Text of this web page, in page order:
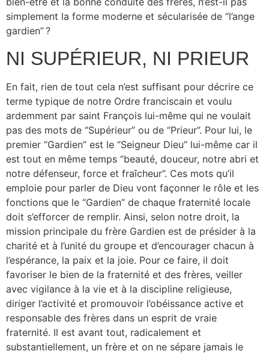
simplement la forme moderne et sécularisée de “l’ange
gardien” ?
NI SUPÉRIEUR, NI PRIEUR
En fait, rien de tout cela n’est suffisant pour décrire ce
terme typique de notre Ordre franciscain et voulu
ardemment par saint François lui-même qui ne voulait
pas des mots de “Supérieur” ou de “Prieur”. Pour lui, le
premier “Gardien” est le “Seigneur Dieu” lui-même car il
est tout en même temps “beauté, douceur, notre abri et
notre défenseur, force et fraîcheur”. Ces mots qu’il
emploie pour parler de Dieu vont façonner le rôle et les
fonctions que le “Gardien” de chaque fraternité locale
doit s’efforcer de remplir. Ainsi, selon notre droit, la
mission principale du frère Gardien est de présider à la
charité et à l’unité du groupe et d’encourager chacun à
l’espérance, la paix et la joie. Pour ce faire, il doit
favoriser le bien de la fraternité et des frères, veiller
avec vigilance à la vie et à la discipline religieuse,
diriger l’activité et promouvoir l’obéissance active et
responsable des frères dans un esprit de vraie
fraternité. Il est avant tout, radicalement et
substantiellement, un frère et on ne sépare jamais le